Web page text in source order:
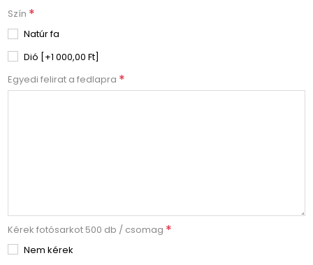
Szín *
Natúr fa
Dió [+1 000,00 Ft]
Egyedi felirat a fedlapra *
Kérek fotósarkot 500 db / csomag *
Nem kérek